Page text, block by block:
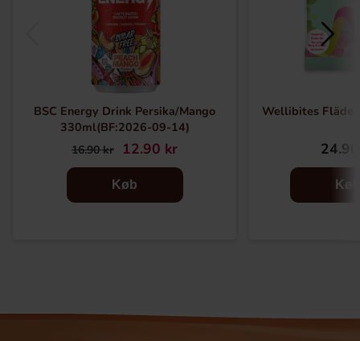
BSC Energy Drink Persika/Mango
330ml(BF:2026-09-14)
16.90 kr 12.90 kr
Køb
Wellibites
Køb